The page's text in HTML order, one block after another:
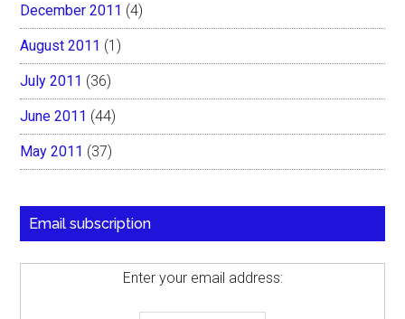
December 2011 (4)
August 2011 (1)
July 2011 (36)
June 2011 (44)
May 2011 (37)
Email subscription
Enter your email address: